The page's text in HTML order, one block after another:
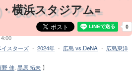
横浜スタジアム=
スターズ ・ 2024年 ・ 広島 vs.DeNA ・ 広島東洋
野 佳 黒原 拓未 】